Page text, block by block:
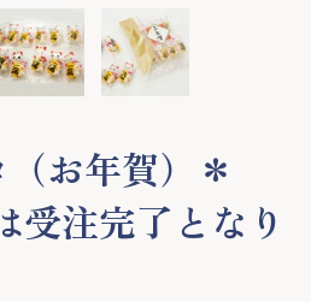
お年賀）＊
受注完了となり